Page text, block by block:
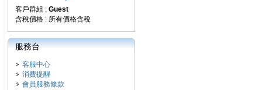
客戶群組 : Guest
含稅價格 : 所有價格含稅
服務台
客服中心
消費提醒
會員服務條款